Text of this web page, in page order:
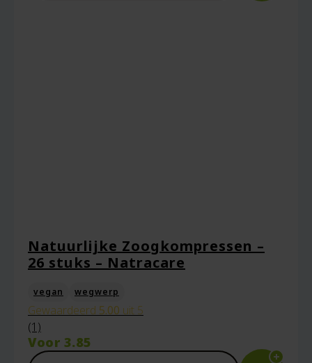
Natuurlijke Zoogkompressen –
26 stuks – Natracare
vegan wegwerp
Gewaardeerd 5.00 uit 5
(1)
Voor 3.85